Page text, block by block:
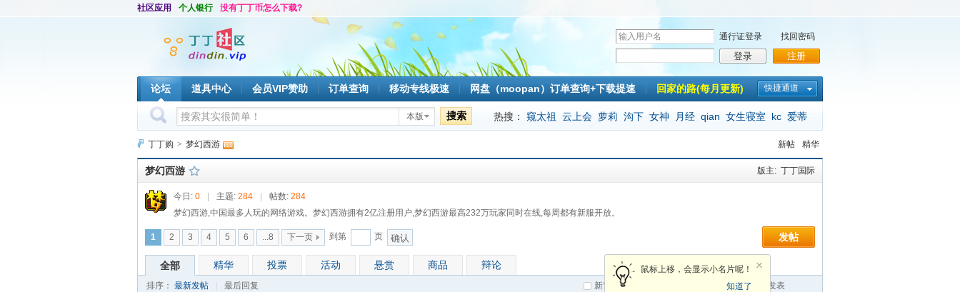
社区应用 个人银行 没有丁丁币怎么下载?
用
户
名
通行证登录
登录
找回密码
注册
快捷通道
论坛 道具中心 会员VIP赞助 订单查询 移动专线极速 网盘（moopan）订单查询+下载提速 回家的路(每月更新)
本版 搜索 热搜： 窥太祖 云上会 萝莉 沟下 女神 月经 qian 女生寝室 kc 爱蒂
mlc
新帖 精华
丁丁购 > 梦幻西游
版主: 丁丁国际
梦幻西游
今日: 0 主题: 284 帖数: 284
梦幻西游,中国最多人玩的网络游戏。梦幻西游拥有2亿注册用户,梦幻西游最高232万玩家同时在线,每周都有新服开放。
发帖
1 2 3 4 5 6 ...8 下一页 到第 页 确认
全部 精华 投票 活动 悬赏 商品 辩论
新窗
排序： 最新发帖 最后回复
鼠标上移，会显示小名片呢！
知道了
作者 最后发表